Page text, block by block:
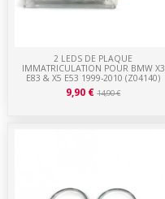
2 LEDS DE PLAQUE
IMMATRICULATION POUR BMW X3
E83 & X5 E53 1999-2010 (Z04140)
9,90 €14,90 €